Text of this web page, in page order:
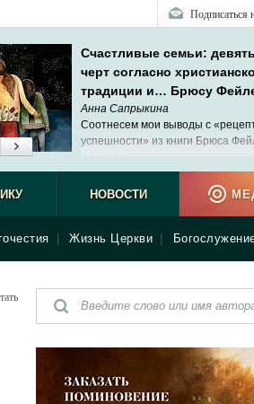
Подписаться
Счастливые семьи:
черт согласно
традиции и… Брюсу
Анна Сапрыкина
Соотнесем мои выводы с
успешности» из книги Брюса
Жизнь Церкви
НОВОСТИ